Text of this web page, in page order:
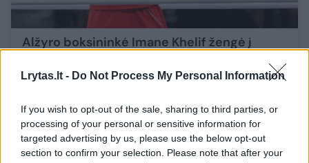
Lrytas.lt - Do Not Process My Personal Information
If you wish to opt-out of the sale, sharing to third parties, or
processing of your personal or sensitive information for
targeted advertising by us, please use the below opt-out
section to confirm your selection. Please note that after your
Alžyro boksininkė Imane Khelif žengė į
Sportas 2024-08-03